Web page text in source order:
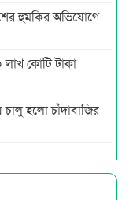
হুমকির অভিযোগে
কোটি টাকা
চালু হলো চাঁদাবাজির